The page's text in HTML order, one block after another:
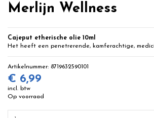
Merlijn Wellness
Cajeput etherische olie
10ml
Het heeft een penetrerende, kamferachtige,
Artikelnummer: 8719632590101
€ 6,99
incl. btw
Op voorraad